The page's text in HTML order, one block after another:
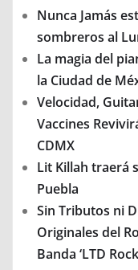
Nunca Jamás
sombreros al
La magia del
la Ciudad de
Velocidad,
Vaccines
CDMX
Lit Killah traerá
Puebla
Sin Tributos ni
Originales del
Banda ‘LTD